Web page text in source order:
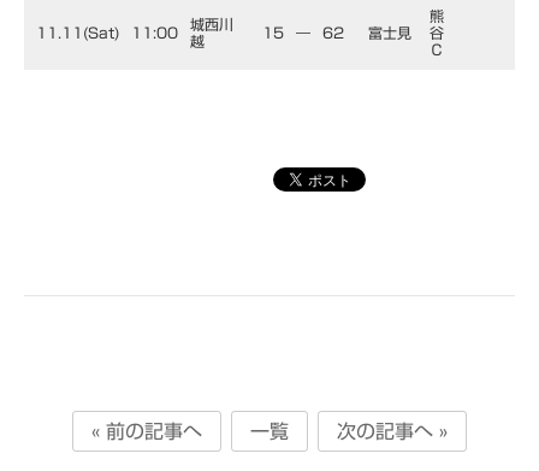
11.11(Sat) 11:00
城西川
越
15 ― 62 富士見
熊
谷
Ｃ
« 前の記事へ 一覧 次の記事へ »